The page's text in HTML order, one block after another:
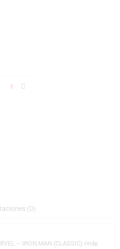
(0)
– IRON MAN (CLASSIC) rinde